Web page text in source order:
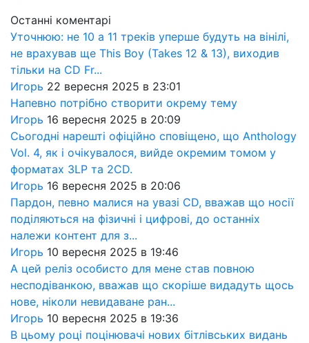
Останні коментарі
Уточнюю: не 10 а 11 треків уперше будуть на вінілі,
не врахував ще This Boy (Takes 12 & 13), виходив
тільки на CD Fr...
Игорь 22 вересня 2025 в 23:01
Напевно потрібно створити окрему тему
Игорь 16 вересня 2025 в 20:09
Сьогодні нарешті офіційно сповіщено, що Anthology
Vol. 4, як і очікувалося, вийде окремим томом у
форматах 3LP та 2CD.
Игорь 16 вересня 2025 в 20:06
Пардон, певно малися на увазі CD, вважав що носії
поділяються на фізичні і цифрові, до останніх
належи контент для з...
Игорь 10 вересня 2025 в 19:46
А цей реліз особисто для мене став повною
несподіванкою, вважав що скоріше видадуть щось
нове, ніколи невидаване ран...
Игорь 10 вересня 2025 в 19:36
В цьому році поцінювачі нових бітлівських видань